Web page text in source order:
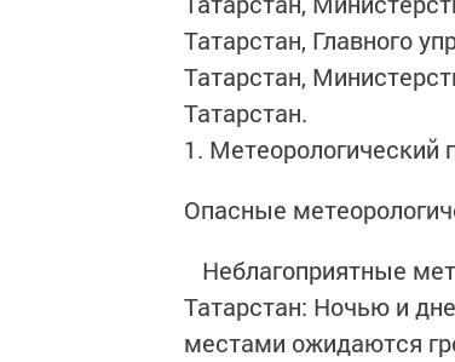
Татарстан, Главного
Татарстан,
Татарстан.
1. Метеорологический
Опасные
Неблагоприятные
Татарстан: Ночью и
местами ожидаются